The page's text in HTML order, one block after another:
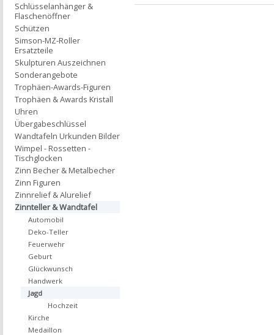
Schlüsselanhänger &
Flaschenöffner
Schützen
Simson-MZ-Roller
Ersatzteile
Skulpturen Auszeichnen
Sonderangebote
Trophäen-Awards-Figuren
Trophäen & Awards Kristall
Uhren
Übergabeschlüssel
Wandtafeln Urkunden Bilder
Wimpel - Rossetten -
Tischglocken
Zinn Becher & Metalbecher
Zinn Figuren
Zinnrelief & Alurelief
Zinnteller & Wandtafel
Automobil
Deko-Teller
Feuerwehr
Geburt
Glückwunsch
Handwerk
Jagd
Hochzeit
Kirche
Medaillon